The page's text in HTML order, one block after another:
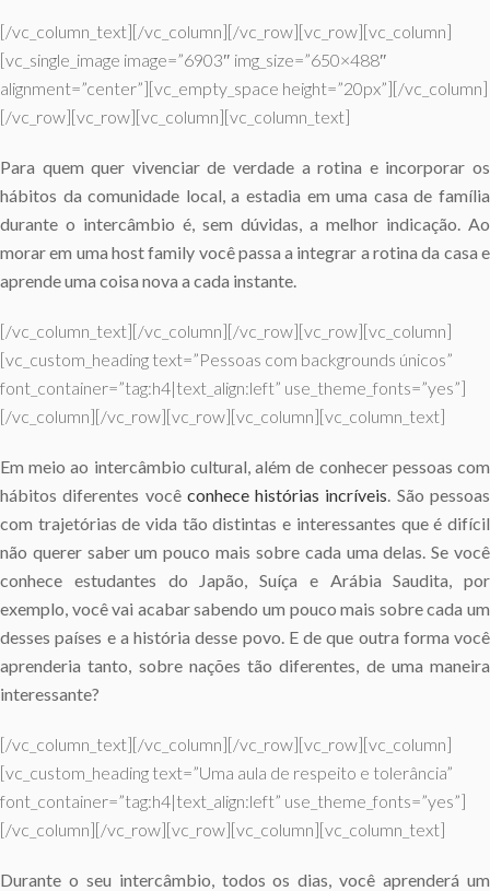
[/vc_column_text][/vc_column][/vc_row][vc_row][vc_column]
[vc_single_image image=”6903″ img_size=”650×488″
alignment=”center”][vc_empty_space height=”20px”][/vc_column]
[/vc_row][vc_row][vc_column][vc_column_text]
Para quem quer vivenciar de verdade a rotina e incorporar os
hábitos da comunidade local, a estadia em uma casa de família
durante o intercâmbio é, sem dúvidas, a melhor indicação. Ao
morar em uma host family você passa a integrar a rotina da casa e
aprende uma coisa nova a cada instante.
[/vc_column_text][/vc_column][/vc_row][vc_row][vc_column]
[vc_custom_heading text=”Pessoas com backgrounds únicos”
font_container=”tag:h4|text_align:left” use_theme_fonts=”yes”]
[/vc_column][/vc_row][vc_row][vc_column][vc_column_text]
Em meio ao intercâmbio cultural, além de conhecer pessoas com
hábitos diferentes você conhece histórias incríveis . São pessoas
com trajetórias de vida tão distintas e interessantes que é difícil
não querer saber um pouco mais sobre cada uma delas. Se você
conhece estudantes do Japão, Suíça e Arábia Saudita, por
exemplo, você vai acabar sabendo um pouco mais sobre cada um
desses países e a história desse povo. E de que outra forma você
aprenderia tanto, sobre nações tão diferentes, de uma maneira
interessante?
[/vc_column_text][/vc_column][/vc_row][vc_row][vc_column]
[vc_custom_heading text=”Uma aula de respeito e tolerância”
font_container=”tag:h4|text_align:left” use_theme_fonts=”yes”]
[/vc_column][/vc_row][vc_row][vc_column][vc_column_text]
Durante o seu intercâmbio, todos os dias, você aprenderá um